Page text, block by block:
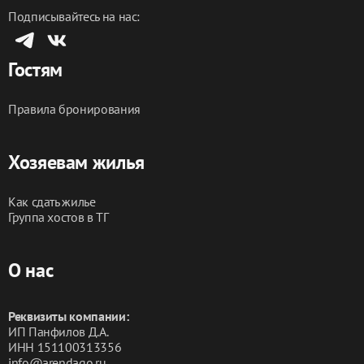
Подписывайтесь на нас:
Гостям
Правила бронирования
Хозяевам жилья
Как сдать жилье
Группа хостов в ТГ
О нас
Реквизиты компании:
ИП Панфилов Д.А.
ИНН 151100313356